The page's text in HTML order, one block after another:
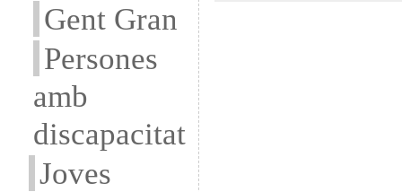
Gent Gran
Persones
amb
discapacitat
Joves